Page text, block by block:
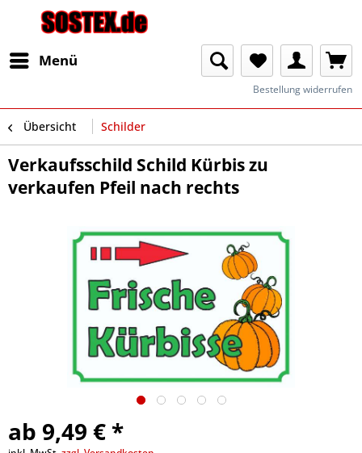
Menü
Bestellung widerrufen
Übersicht Schilder
Verkaufsschild Schild Kürbis zu
verkaufen Pfeil nach rechts
ab 9,49 € *